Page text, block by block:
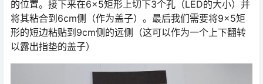
的位置。接下来在6×5矩形上切下3个孔（LED的大小）并
将其粘合到6cm侧（作为盖子）。最后我们需要将9×5矩
形的短边粘贴到9cm侧的远侧（这可以作为一个上下翻转
以露出指垫的盖子）